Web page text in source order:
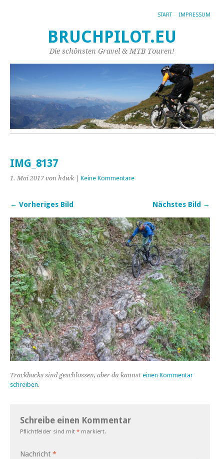
START IMPRESSUM
BRUCHPILOT.EU
Die schönsten Gravel & MTB Touren!
IMG_8137
1. Mai 2017 von h4wk| Keine Kommentare
← Vorheriges Bild Nächstes Bild →
Trackbacks sind geschlossen, aber du kannst einen Kommentar
schreiben.
Schreibe einen Kommentar
Pflichtfelder sind mit * markiert.
Nachricht *